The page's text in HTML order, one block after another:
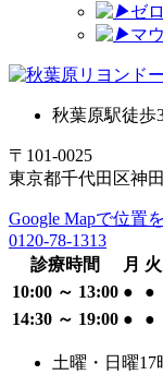
ゼ
マ
秋葉原駅徒歩
〒101-0025
東京都千代田区神
Google Mapで位置
0120-78-1313
診療時間
月 火
10:00 ～ 13:00 ● ●
14:30 ～ 19:00 ● ●
土曜・日曜17